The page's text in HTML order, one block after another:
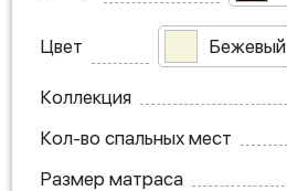
Цвет Бежевый
Коллекция
Кол-во спальных мест
Размер матраса